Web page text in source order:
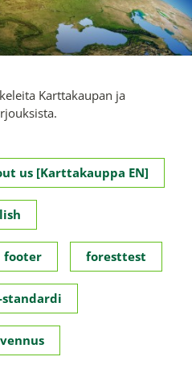
Karttakaupan ja
us [Karttakauppa EN]
footer foresttest
standardi